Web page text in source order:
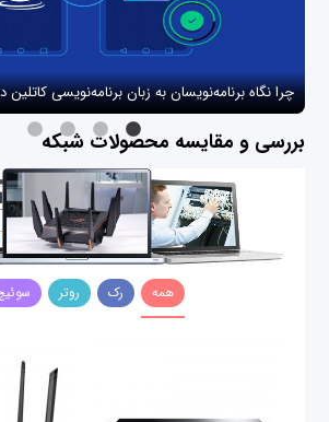
چرا نگاه برنامه‌نویسان به زبان برنامه‌نویسی
بررسی و مقایسه محصولات شبکه
همه رک روتر